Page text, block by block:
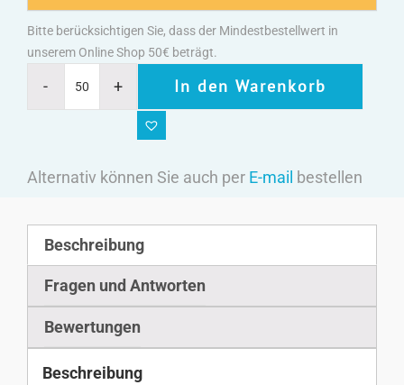
Bitte berücksichtigen Sie, dass der Mindestbestellwert in
unserem Online Shop 50€ beträgt.
In den Warenkorb
Alternativ können Sie auch per E-mail bestellen
Beschreibung
Fragen und Antworten
Bewertungen
Beschreibung